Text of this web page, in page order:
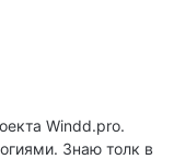
Windd.pro.
Знаю толк в